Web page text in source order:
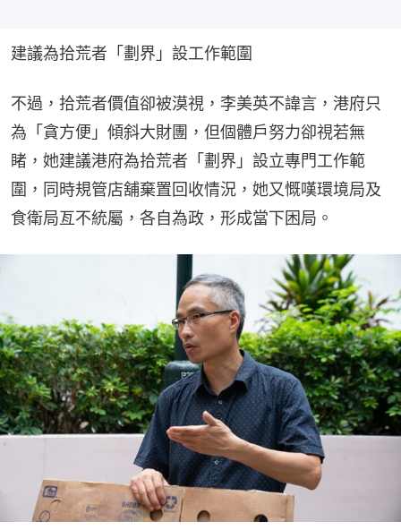
建議為拾荒者「劃界」設工作範圍
不過，拾荒者價值卻被漠視，李美英不諱言，港府只
為「貪方便」傾斜大財團，但個體戶努力卻視若無
睹，她建議港府為拾荒者「劃界」設立專門工作範
圍，同時規管店舖棄置回收情況，她又慨嘆環境局及
食衛局亙不統屬，各自為政，形成當下困局。